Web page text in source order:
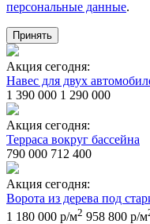
персональные данные.
Принять
Акция сегодня:
Навес для двух
1 390 000 1 290 000
Акция сегодня:
Терраса вокруг бассейна
790 000 712 400
Акция сегодня:
Ворота из дерева под
1 180 000 р/м2 958 800 р/м